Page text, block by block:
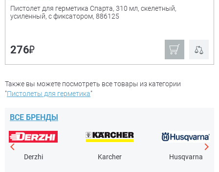
Пистолет для герметика Спарта, 310 мл, скелетный,
усиленный, с фиксатором, 886125
276₽
Также вы можете посмотреть все товары из категории
"Пистолеты для герметика"
ВСЕ БРЕНДЫ
Derzhi Karcher Husqvarna